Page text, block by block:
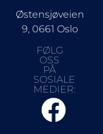
Østensjøveien
9, 0661 Oslo
FØLG
OSS
PÅ
SOSIALE
MEDIER: